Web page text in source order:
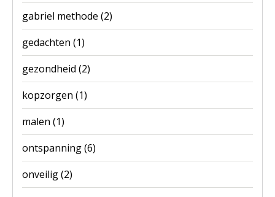
gabriel methode (2)
gedachten (1)
gezondheid (2)
kopzorgen (1)
malen (1)
ontspanning(6)
onveilig(2)